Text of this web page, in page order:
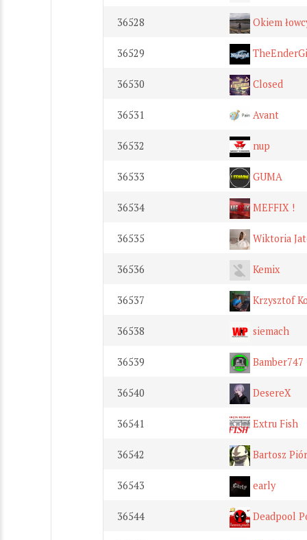
36528 Okiem
36529
36530 Closed
36531 Avant
36532 nup
36533 GUMA
36534 MEFFIX !
36535 Wiktoria
36536 Kemix
36537 Krzysztof
36538 siemach
36539 Bamber747
36540 DesereX
36541 Extru Fish
36542 Bartosz
36543 early
36544 Deadpool